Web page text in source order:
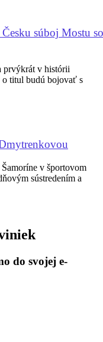
súboj Mostu so
prvýkrát v histórii
o titul budú bojovať s
v športovom
sústredením a
do svojej e-